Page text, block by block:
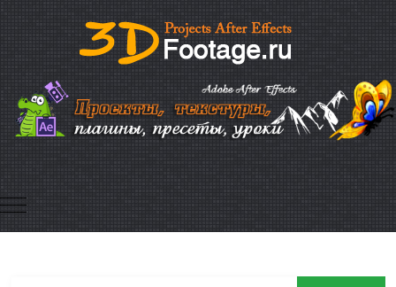
Mobile Menu Toggle